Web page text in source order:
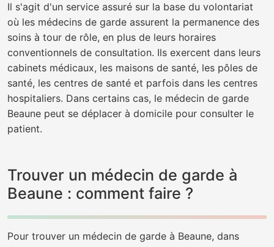
Il s'agit d'un service assuré sur la base du volontariat
où les médecins de garde assurent la permanence des
soins à tour de rôle, en plus de leurs horaires
conventionnels de consultation. Ils exercent dans leurs
cabinets médicaux, les maisons de santé, les pôles de
santé, les centres de santé et parfois dans les centres
hospitaliers. Dans certains cas, le médecin de garde
Beaune peut se déplacer à domicile pour consulter le
patient.
Trouver un médecin de garde à
Beaune : comment faire ?
Pour trouver un médecin de garde à Beaune, dans